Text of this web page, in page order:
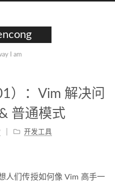
I am
）：Vim 解决问
普通模式
开发工具
人们传授如何像 Vim 高手一